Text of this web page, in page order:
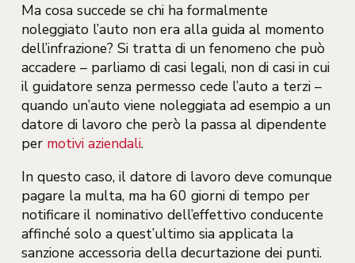
Ma cosa succede se chi ha formalmente
noleggiato l’auto non era alla guida al momento
dell’infrazione? Si tratta di un fenomeno che può
accadere – parliamo di casi legali, non di casi in cui
il guidatore senza permesso cede l’auto a terzi –
quando un’auto viene noleggiata ad esempio a un
datore di lavoro che però la passa al dipendente
per motivi aziendali.
In questo caso, il datore di lavoro deve comunque
pagare la multa, ma ha 60 giorni di tempo per
notificare il nominativo dell’effettivo conducente
affinché solo a quest’ultimo sia applicata la
sanzione accessoria della decurtazione dei punti.